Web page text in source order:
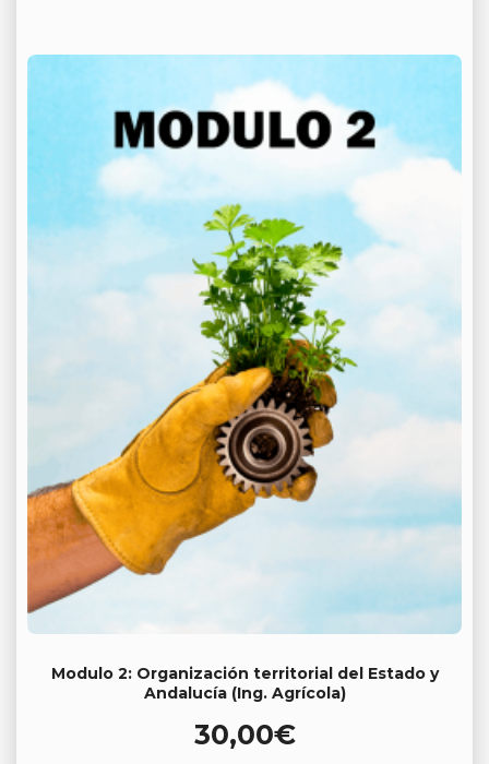
Modulo 2: Organización territorial del Estado y
Andalucía (Ing. Agrícola)
30,00€